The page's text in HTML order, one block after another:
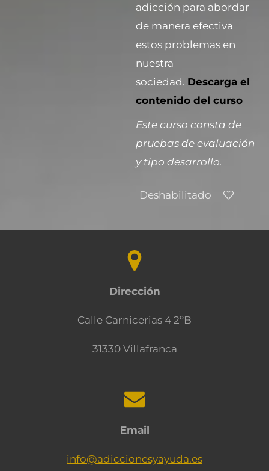
adicción para abordar
de manera efectiva
estos problemas en
nuestra
sociedad. Descarga el
contenido del curso
Este curso consta de
pruebas de evaluación
y tipo desarrollo.
Deshabilitado
Dirección
Calle Carnicerias 4 2ºB
31330 Villafranca
Email
info@adiccionesyayuda.es